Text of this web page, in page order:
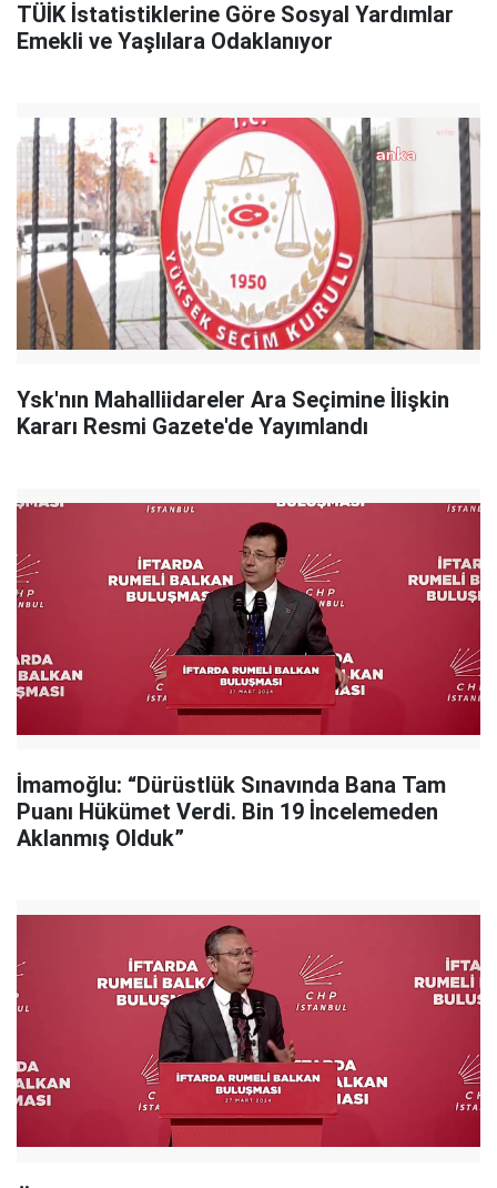
TÜİK İstatistiklerine Göre Sosyal Yardımlar
Emekli ve Yaşlılara Odaklanıyor
Ysk'nın Mahalliidareler Ara Seçimine İlişkin
Kararı Resmi Gazete'de Yayımlandı
İmamoğlu: “Dürüstlük Sınavında Bana Tam
Puanı Hükümet Verdi. Bin 19 İncelemeden
Aklanmış Olduk”